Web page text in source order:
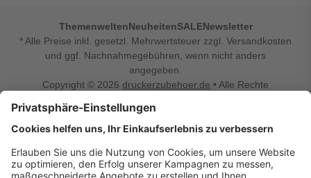
ThemenweltenNeuheitenSALENewsletter
* Alle Preise inkl. gesetzl. Mehrwertsteuer zzgl. Versandkosten
und ggf. Nachnahmegebühren, wenn nicht anders
angegeben.
Copyright © 2026 druckerzubehoer.de • Alle Rechte
Vertrag widerrufen
Druckerzubehoer.de – preiswerte Qualität für Ihr Office
Sie sind auf der Suche nach dem passenden Druckerzubehör
oder Zubehör für das Büro, den Computer oder Ihr